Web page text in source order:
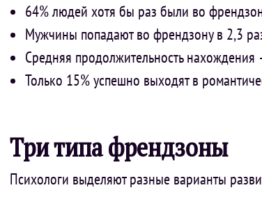
64% людей хотя бы раз были во
Мужчины попадают во френдзону в 2,3
Средняя продолжительность
Только 15% успешно выходят в
Три типа френдзоны
Психологи выделяют разные варианты